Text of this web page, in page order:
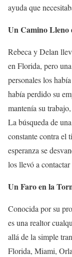
ayuda que
Un Camino Lleno
Rebeca y Delan
en Florida, pero
personales los
había perdido su
mantenía su
La búsqueda de
constante contra el
esperanza se
los llevó a contactar
Un Faro en la
Conocida por su
es una realtor
allá de la simple
Florida, Miami,